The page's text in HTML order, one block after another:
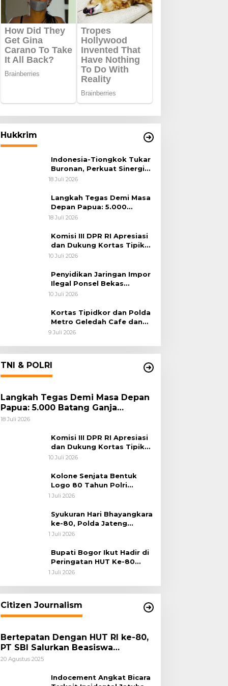
Hukkrim
Indonesia-Tiongkok Tukar
Buronan, Perkuat Sinergi
Penegakan Hukum Lintas
18 Juli 2026
Langkah Tegas Demi Masa
Depan Papua: 5.000
Batang Ganja Berhasil
Habema
18 Juli 2026
Komisi III DPR RI Apresiasi
dan Dukung Kortas Tipikor
Polri Usut Dugaan Korupsi
10 Juli 2026
Penyidikan Jaringan Impor
Ilegal Ponsel Bekas
Rampung, Tiga Tersangka
10 Juli 2026
Kortas Tipidkor dan Polda
Metro Geledah Cafe dan
Money Changer
9 Juli 2026
TNI & POLRI
Langkah Tegas Demi Masa Depan
Papua: 5.000 Batang Ganja
Berhasil Diungkap Koops TNI
18 Juli 2026
Komisi III DPR RI Apresiasi
dan Dukung Kortas Tipikor
Polri Usut Dugaan Korupsi
10 Juli 2026
Kolone Senjata Bentuk
Logo 80 Tahun Polri
Warnai Upacara Hari
1 Juli 2026
Syukuran Hari Bhayangkara
ke-80, Polda Jateng
Teguhkan Semangat
Kebersamaan
1 Juli 2026
Bupati Bogor Ikut Hadir di
Peringatan HUT Ke-80
Bhayangkara, Sinergi Polri
Kunci Menjaga Keamanan
1 Juli 2026
Citizen Journalism
Bertepatan Dengan HUT RI ke-80,
PT SBI Salurkan Beasiswa
Pendidikan Kepada 500 Pelajar
20 Agustus 2025
Indocement Angkat Bicara